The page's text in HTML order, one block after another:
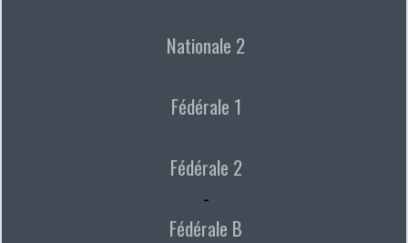
Nationale 2
Fédérale 1
Fédérale 2
-
Fédérale B